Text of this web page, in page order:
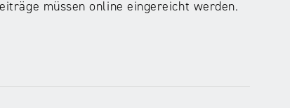
müssen online eingereicht werden.